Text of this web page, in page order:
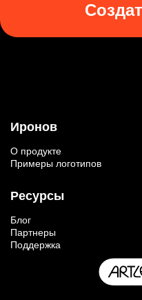
Иронов
О продукте
Примеры логотипов
Ресурсы
Блог
Партнеры
Поддержка